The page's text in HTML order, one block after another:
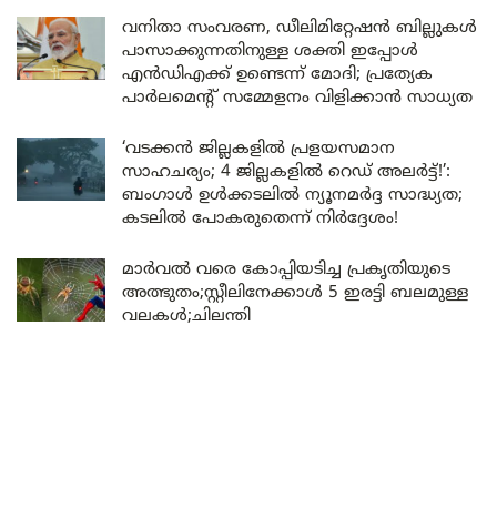
വനിതാ സംവരണ, ഡീലിമിറ്റേഷൻ ബില്ലുകൾ
പാസാക്കുന്നതിനുള്ള ശക്തി ഇപ്പോൾ
എൻഡിഎക്ക് ഉണ്ടെന്ന് മോദി; പ്രത്യേക
പാർലമെന്റ് സമ്മേളനം വിളിക്കാൻ സാധ്യത
‘വടക്കൻ ജില്ലകളിൽ പ്രളയസമാന
സാഹചര്യം; 4 ജില്ലകളിൽ റെഡ് അലർട്ട്!’:
ബംഗാൾ ഉൾക്കടലിൽ ന്യൂനമർദ്ദ സാദ്ധ്യത;
കടലിൽ പോകരുതെന്ന് നിർദ്ദേശം!
മാർവൽ വരെ കോപ്പിയടിച്ച പ്രകൃതിയുടെ
അത്ഭുതം;സ്റ്റീലിനേക്കാൾ 5 ഇരട്ടി ബലമുള്ള
വലകൾ;ചിലന്തി